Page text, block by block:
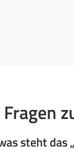
steht das